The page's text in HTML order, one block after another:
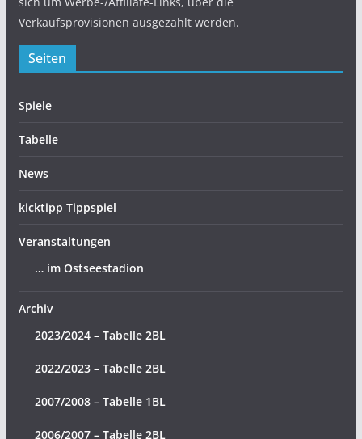
Verkaufsprovisionen ausgezahlt werden.
Seiten
Spiele
Tabelle
News
kicktipp Tippspiel
Veranstaltungen
… im Ostseestadion
Archiv
2023/2024 – Tabelle 2BL
2022/2023 – Tabelle 2BL
2007/2008 – Tabelle 1BL
2006/2007 – Tabelle 2BL